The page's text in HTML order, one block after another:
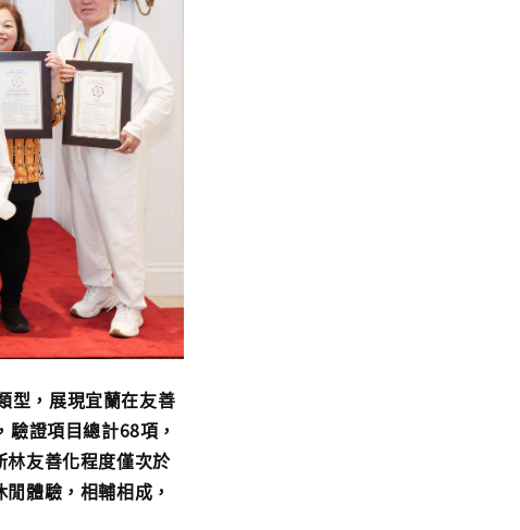
型，展現宜蘭在友善
證項目總計68項，
友善化程度僅次於
體驗，相輔相成，